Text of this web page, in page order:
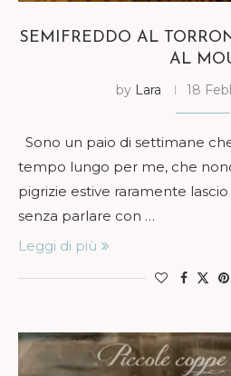
SEMIFREDDO AL
AL
by Lara 18
Sono un paio di settimane
tempo lungo per me, che
pigrizie estive raramente
senza parlare con …
Leggi di più